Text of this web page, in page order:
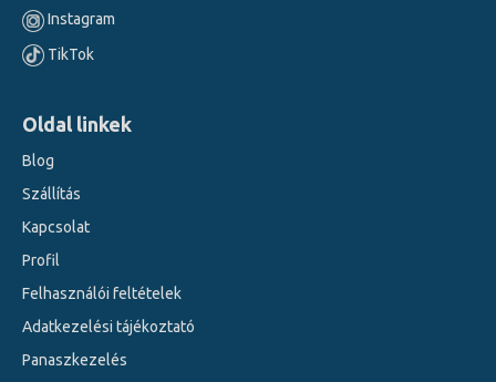
Instagram
TikTok
Oldal linkek
Blog
Szállítás
Kapcsolat
Profil
Felhasználói feltételek
Adatkezelési tájékoztató
Panaszkezelés